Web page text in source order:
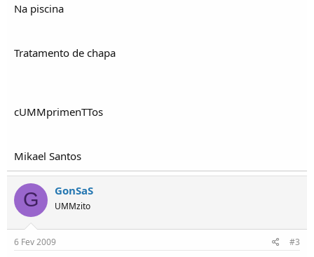
Na piscina
Tratamento de chapa
cUMMprimenTTos
Mikael Santos
G GonSaS
UMMzito
6 Fev 2009 #3